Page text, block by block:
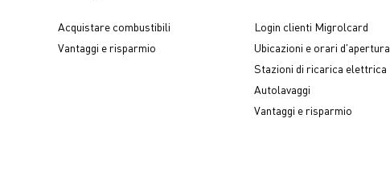
Acquistare combustibili
Vantaggi e risparmio
Login clienti Migrolcard
Ubicazioni e orari d'apertura
Stazioni di ricarica elettrica
Autolavaggi
Vantaggi e risparmio